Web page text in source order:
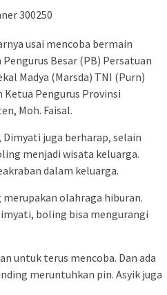
usai mencoba bermain
Besar (PB) Persatuan
Madya (Marsda) TNI (Purn)
Ketua Pengurus Provinsi
Moh. Faisal.
juga berharap, selain
menjadi wisata keluarga.
dalam keluarga.
olahraga hiburan.
boling bisa mengurangi
untuk terus mencoba. Dan ada
meruntuhkan pin. Asyik juga